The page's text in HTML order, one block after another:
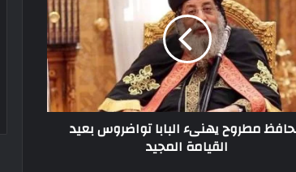
مطروح يهنىء البابا تواضروس بعيد
القيامة المجيد